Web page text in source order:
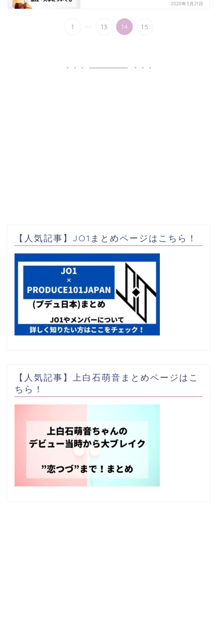
2020年5月21日
1 ... 13 14 15
【人気記事】JO1まとめページはこちら！
【人気記事】上白石萌音まとめページはこ
ちら！